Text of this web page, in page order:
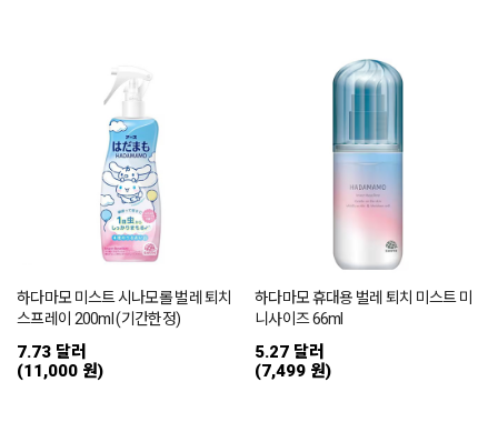
하다마모 미스트 시나모롤 벌레 퇴치
스프레이 200ml (기간한정)
7.73 달러
(11,000 원)
하다마모 휴대용 벌레 퇴치 미스트 미
니사이즈 66ml
5.27 달러
(7,499 원)